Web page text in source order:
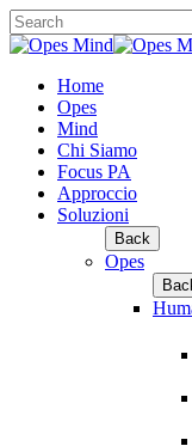
Skip
to
main
content
Close
Home
Opes
Mind
Chi Siamo
Focus PA
Approccio
Soluzioni
Back
Opes